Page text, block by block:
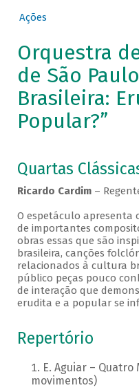
Ações
Orquestra
de São
Brasileira:
Popular?”
Quartas
Ricardo Cardim –
O espetáculo apresenta
de importantes
obras essas que são
brasileira, canções
relacionados à cultura
público peças pouco
de interação que
erudita e a popular se
Repertório
E. Aguiar –
movimentos)